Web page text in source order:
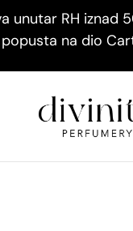
unutar RH iznad
popusta na dio